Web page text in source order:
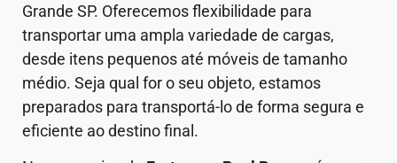
Grande SP. Oferecemos flexibilidade para
transportar uma ampla variedade de cargas,
desde itens pequenos até móveis de tamanho
médio. Seja qual for o seu objeto, estamos
preparados para transportá-lo de forma segura e
eficiente ao destino final.